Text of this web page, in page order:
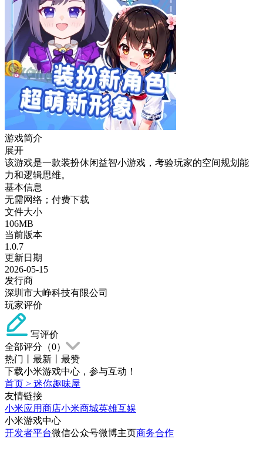
游戏简介
展开
该游戏是一款装扮休闲益智小游戏，考验玩家的空间规划能
力和逻辑思维。
基本信息
无需网络；付费下载
文件大小
106MB
当前版本
1.0.7
更新日期
2026-05-15
发行商
深圳市大峥科技有限公司
玩家评价
写评价
全部评分（0）
热门
最新
最赞
下载小米游戏中心，参与互动！
首页 > 迷你趣味屋
友情链接
小米应用商店小米商城英雄互娱
小米游戏中心
开发者平台微信公众号微博主页商务合作